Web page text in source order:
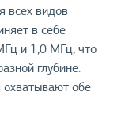
всех видов
в себе
и 1,0 МГц, что
глубине.
охватывают обе